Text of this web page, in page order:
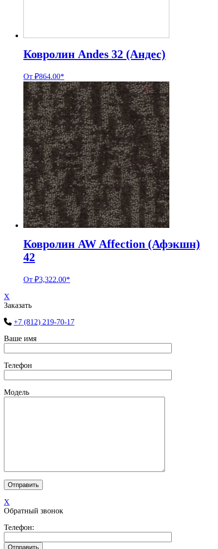
Ковролин Andes 32 (Андес)
От ₽864.00*
Ковролин AW Affection (Афэкшн)
42
От ₽3,322.00*
X
Заказать
+7 (812) 219-70-17
Ваше имя
Телефон
Модель
X
Обратный звонок
Телефон: